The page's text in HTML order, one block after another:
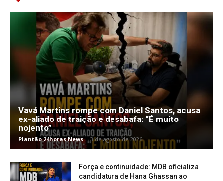
Vavá Martins rompe com Daniel Santos, acusa
ex-aliado de traição e desabafa: “É muito
nojento”
Plantão 24horas News - 3 de agosto de 2026
Força e continuidade: MDB oficializa
candidatura de Hana Ghassan ao